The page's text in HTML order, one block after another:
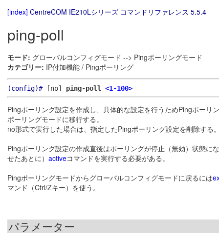
[index] CentreCOM IE210Lシリーズ コマンドリファレンス 5.5.4
ping-poll
モード: グローバルコンフィグモード --> Pingポーリングモード
カテゴリー: IP付加機能 / Pingポーリング
(config)#[no] ping-poll <1-100>
Pingポーリング設定を作成し、具体的な設定を行うためPingポー
ポーリングモードに移行する。
no形式で実行した場合は、指定したPingポーリング設定を削除す
Pingポーリング設定の作成直後はポーリングが停止（無効）状態
せたあとに） activeコマンドを実行する必要がある。
Pingポーリングモードからグローバルコンフィグモードに戻るには
マンド（Ctrl/Zキー）を使う。
パラメーター